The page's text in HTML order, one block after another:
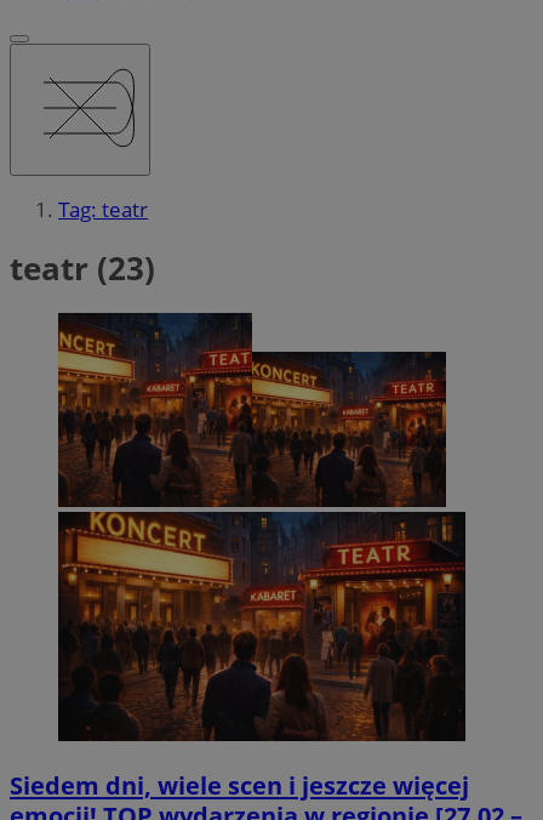
Tag: teatr
teatr (23)
Siedem dni, wiele scen i jeszcze więcej